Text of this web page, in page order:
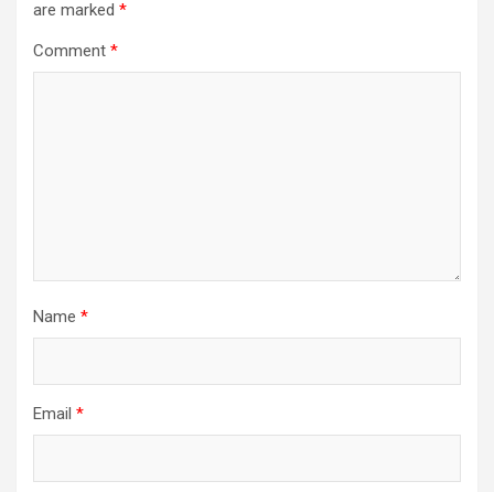
are marked *
Comment *
Name *
Email *